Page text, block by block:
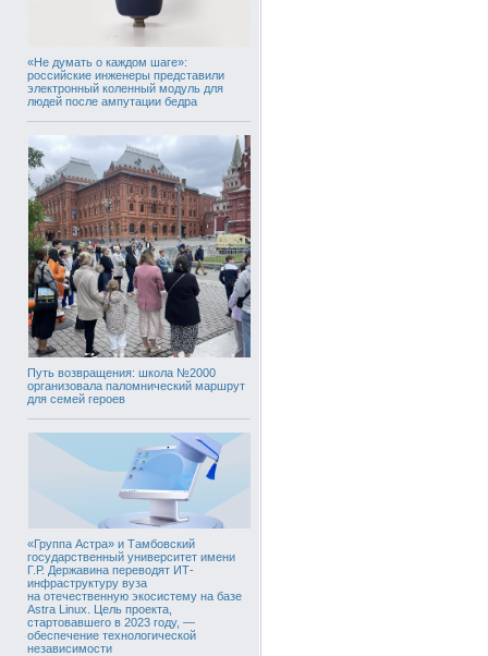
«Не думать о каждом шаге»:
российские инженеры представили
электронный коленный модуль для
людей после ампутации бедра
Путь возвращения: школа №2000
организовала паломнический маршрут
для семей героев
«Группа Астра» и Тамбовский
государственный университет имени
Г.Р. Державина переводят ИТ-
инфраструктуру вуза
на отечественную экосистему на базе
Astra Linux. Цель проекта,
стартовавшего в 2023 году, —
обеспечение технологической
независимости